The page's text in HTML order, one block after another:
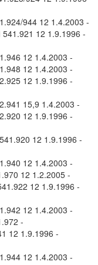
944 12 1.4.2003 -
541.921 12 1.9.1996 -
12 1.4.2003 -
12 1.4.2003 -
12 1.9.1996 -
15,9 1.4.2003 -
12 1.9.1996 -
12 1.9.1996 -
12 1.4.2003 -
12 1.2.2005 -
12 1.9.1996 -
12 1.4.2003 -
-
12 1.9.1996 -
12 1.4.2003 -